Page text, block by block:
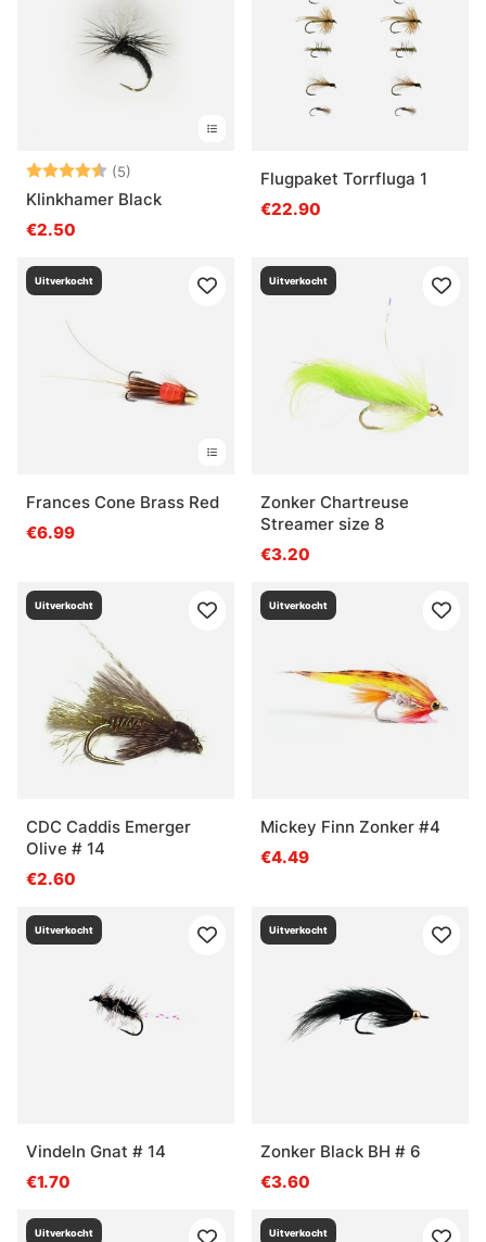
Beoordeling:
(5)
Klinkhamer Black
€2.50
Flugpaket Torrfluga 1
€22.90
Uitverkocht
Frances Cone Brass Red
€6.99
Uitverkocht
Zonker Chartreuse
Streamer size 8
€3.20
Uitverkocht
CDC Caddis Emerger
Olive # 14
€2.60
Uitverkocht
Mickey Finn Zonker #4
€4.49
Uitverkocht
Vindeln Gnat # 14
€1.70
Uitverkocht
Zonker Black BH # 6
€3.60
Uitverkocht Uitverkocht